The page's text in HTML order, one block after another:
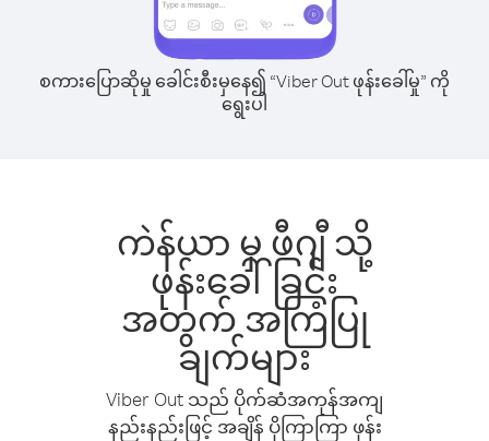
စကားပြောဆိုမှု ခေါင်းစီးမှနေ၍ “Viber Out ဖုန်းခေါ်မှု” ကို
ရွေးပါ
ကဲန်ယာ မှ ဖီဂျီ သို့
ဖုန်းခေါ်ခြင်း
အတွက် အကြံပြု
ချက်များ
Viber Out သည် ပိုက်ဆံအကုန်အကျ
နည်းနည်းဖြင့် အချိန် ပိုကြာကြာ ဖုန်း